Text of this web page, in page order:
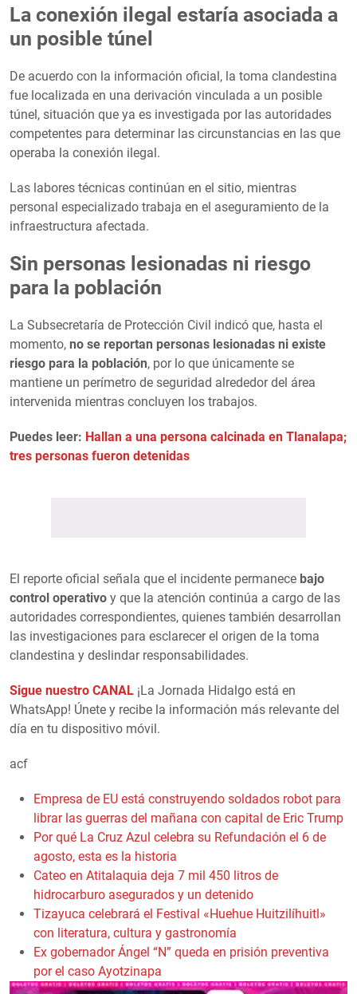
La conexión ilegal estaría asociada a
un posible túnel
De acuerdo con la información oficial, la toma clandestina
fue localizada en una derivación vinculada a un posible
túnel, situación que ya es investigada por las autoridades
competentes para determinar las circunstancias en las que
operaba la conexión ilegal.
Las labores técnicas continúan en el sitio, mientras
personal especializado trabaja en el aseguramiento de la
infraestructura afectada.
Sin personas lesionadas ni riesgo
para la población
La Subsecretaría de Protección Civil indicó que, hasta el
momento, no se reportan personas lesionadas ni existe
riesgo para la población, por lo que únicamente se
mantiene un perímetro de seguridad alrededor del área
intervenida mientras concluyen los trabajos.
Puedes leer: Hallan a una persona calcinada en Tlanalapa;
tres personas fueron detenidas
El reporte oficial señala que el incidente permanece bajo
control operativo y que la atención continúa a cargo de las
autoridades correspondientes, quienes también desarrollan
las investigaciones para esclarecer el origen de la toma
clandestina y deslindar responsabilidades.
Sigue nuestro CANAL ¡La Jornada Hidalgo está en
WhatsApp! Únete y recibe la información más relevante del
día en tu dispositivo móvil.
acf
Empresa de EU está construyendo soldados robot para
librar las guerras del mañana con capital de Eric Trump
Por qué La Cruz Azul celebra su Refundación el 6 de
agosto, esta es la historia
Cateo en Atitalaquia deja 7 mil 450 litros de
hidrocarburo asegurados y un detenido
Tizayuca celebrará el Festival «Huehue Huitzilíhuitl»
con literatura, cultura y gastronomía
Ex gobernador Ángel “N” queda en prisión preventiva
por el caso Ayotzinapa